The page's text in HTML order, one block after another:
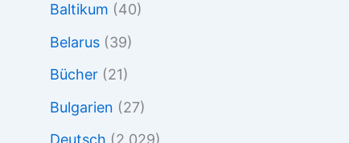
Baltikum (40)
Belarus (39)
Bücher (21)
Bulgarien (27)
Deutsch (2.029)